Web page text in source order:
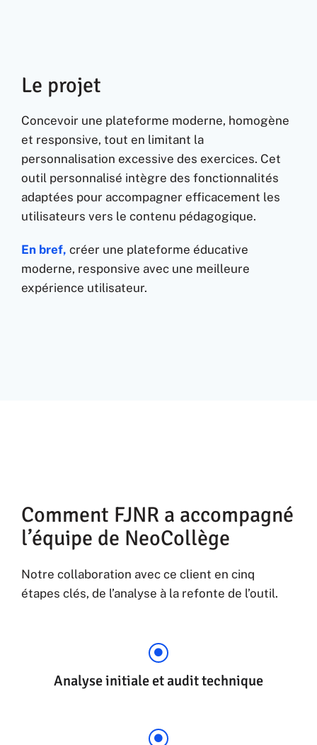
Le projet
Concevoir une plateforme moderne, homogène
et responsive, tout en limitant la
personnalisation excessive des exercices. Cet
outil personnalisé intègre des fonctionnalités
adaptées pour accompagner efficacement les
utilisateurs vers le contenu pédagogique.
En bref, créer une plateforme éducative
moderne, responsive avec une meilleure
expérience utilisateur.
Comment FJNR a accompagné
l’équipe de NeoCollège
Notre collaboration avec ce client en cinq
étapes clés, de l’analyse à la refonte de l’outil.
Analyse initiale et audit technique